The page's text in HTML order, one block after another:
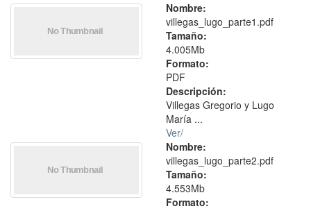
Nombre:
villegas_lugo_parte1.pdf
Tamaño:
4.005Mb
Formato:
PDF
Descripción:
Villegas Gregorio y Lugo
María ...
Ver/
Nombre:
villegas_lugo_parte2.pdf
Tamaño:
4.553Mb
Formato: